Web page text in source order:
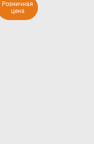
Розничная
цена